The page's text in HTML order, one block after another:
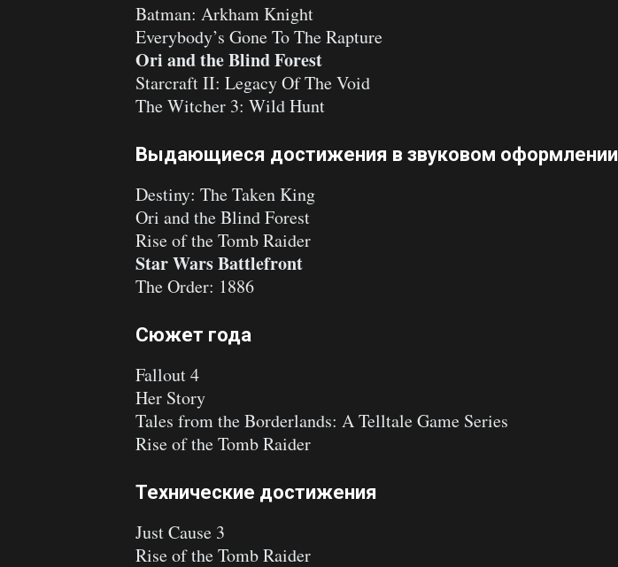
Batman: Arkham Knight
Everybody’s Gone To The Rapture
Ori and the Blind Forest
Starcraft II: Legacy Of The Void
The Witcher 3: Wild Hunt
Выдающиеся достижения в звуковом оформлении
Destiny: The Taken King
Ori and the Blind Forest
Rise of the Tomb Raider
Star Wars Battlefront
The Order: 1886
Сюжет года
Fallout 4
Her Story
Tales from the Borderlands: A Telltale Game Series
Rise of the Tomb Raider
Технические достижения
Just Cause 3
Rise of the Tomb Raider